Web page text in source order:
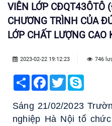
VIÊN LỚP CĐQT43ÔTÔ
CHƯƠNG TRÌNH CỦA
LỚP CHẤT LƯỢNG CAO
2023-02-22 19:12:23 746
Share Facebook
Twitter
Sáng 21/02/2023
nghiệp Hà Nội tổ